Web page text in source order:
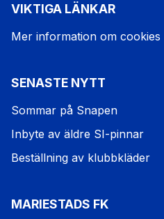
VIKTIGA LÄNKAR
Mer information om cookies
SENASTE NYTT
Sommar på Snapen
Inbyte av äldre SI-pinnar
Beställning av klubbkläder
MARIESTADS FK